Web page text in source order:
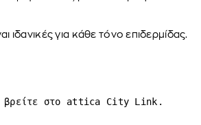
για κάθε τόνο επιδερμίδας.
τα βρείτε στο attica City Link.